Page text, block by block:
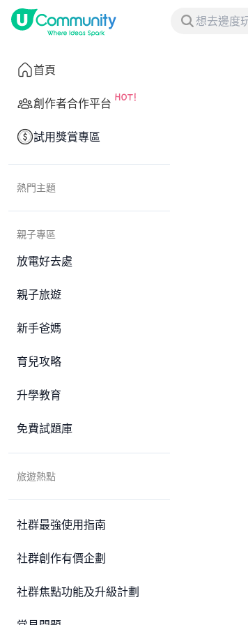
首頁
創作者合作平台
試用獎賞專區
熱門主題
親子專區
放電好去處
親子旅遊
新手爸媽
育兒攻略
升學教育
免費試題庫
旅遊熱點
社群最強使用指南
社群創作有價企劃
社群焦點功能及升級計劃